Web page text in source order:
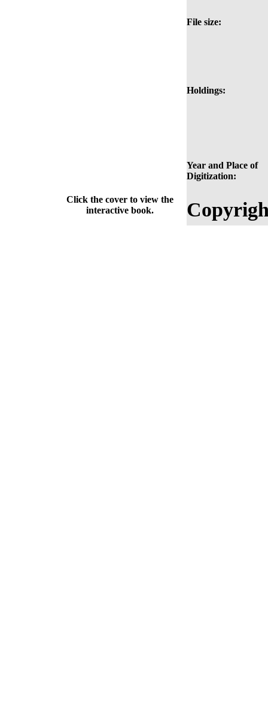
File size:
Holdings:
Year and Place of
Digitization:
Click the cover to view the
interactive book.